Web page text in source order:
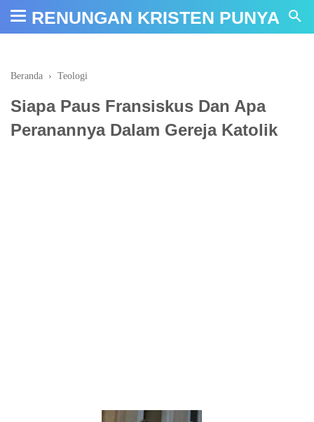
RENUNGAN KRISTEN PUNYA
Beranda › Teologi
Siapa Paus Fransiskus Dan Apa
Peranannya Dalam Gereja Katolik